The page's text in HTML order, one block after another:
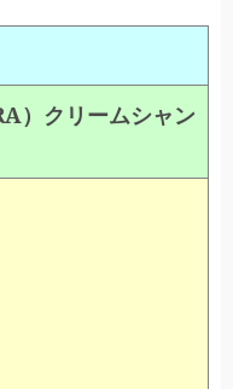
）クリームシャン